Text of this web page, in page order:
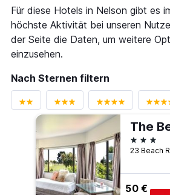
Für diese Hotels in Nelson gibt es
höchste Aktivität bei unseren
der Seite die Daten, um weitere
einzusehen.
Nach Sternen filtern
3 Sterne
50 €